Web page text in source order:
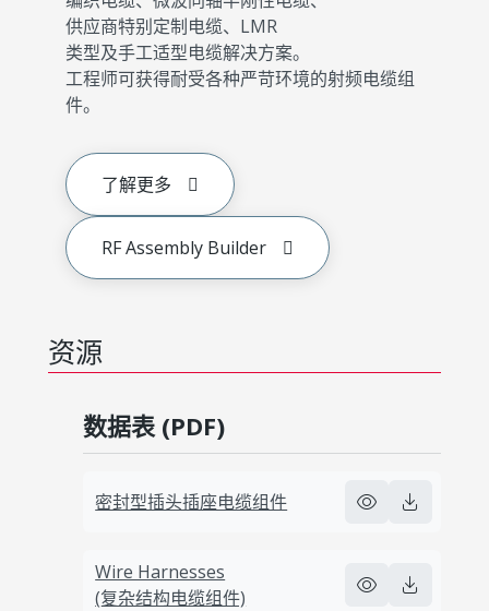
供应商特别定制电缆、LMR
类型及手工适型电缆解决方案。
工程师可获得耐受各种严苛环境的射频电缆组
件。
了解更多
RF Assembly Builder
资源
数据表 (PDF)
密封型插头插座电缆组件
Wire Harnesses
(复杂结构电缆组件)